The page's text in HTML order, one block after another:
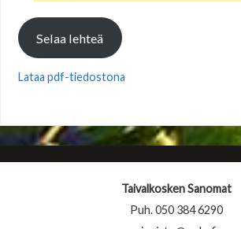
Selaa lehteä
Lataa pdf-tiedostona
Taivalkosken Sanomat
Puh. 050 384 6290